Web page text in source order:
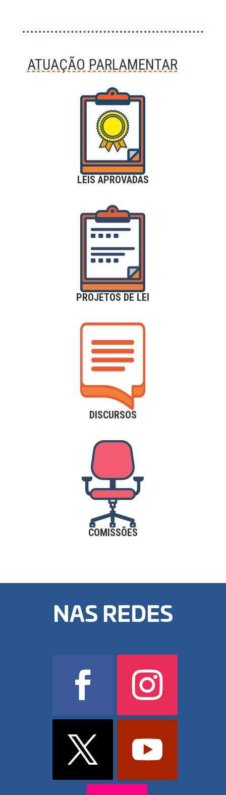
ATUAÇÃO PARLAMENTAR
LEIS APROVADAS
PROJETOS DE LEI
DISCURSOS
COMISSÕES
NAS REDES